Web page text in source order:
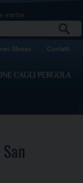
martire
Messe Contatti